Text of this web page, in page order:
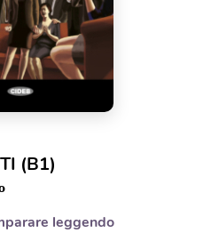
(B1)
leggendo